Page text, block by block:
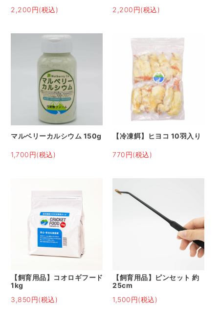
2,200円(税込)
2,200円(税込)
マルベリーカルシウム 150g
1,700円(税込)
【冷凍餌】ヒヨコ 10羽入り
770円(税込)
【飼育用品】コオロギフード
1kg
3,850円(税込)
【飼育用品】ピンセット 約
25cm
1,500円(税込)